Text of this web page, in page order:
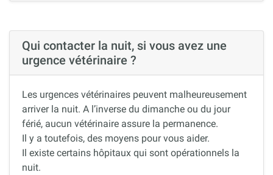
Qui contacter la nuit, si vous avez une
urgence vétérinaire ?
Les urgences vétérinaires peuvent malheureusement
arriver la nuit. A l’inverse du dimanche ou du jour
férié, aucun vétérinaire assure la permanence.
Il y a toutefois, des moyens pour vous aider.
Il existe certains hôpitaux qui sont opérationnels la
nuit.